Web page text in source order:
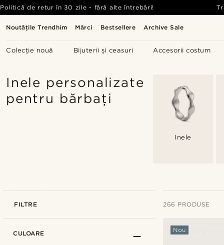
Noutățile Trendhim Mărci Bestsellere Archive Sale
Colecție nouă Bijuterii și ceasuri Accesorii costum
Politică de retur în 30 zile - fără alte întrebări!
Inele personalizate
pentru bărbați
Inele
FILTRE 266 PRODUSE
Nou
CULOARE